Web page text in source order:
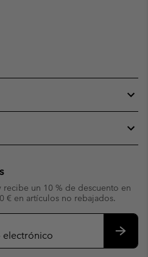
un 10 % de descuento en
€ en artículos no rebajados.